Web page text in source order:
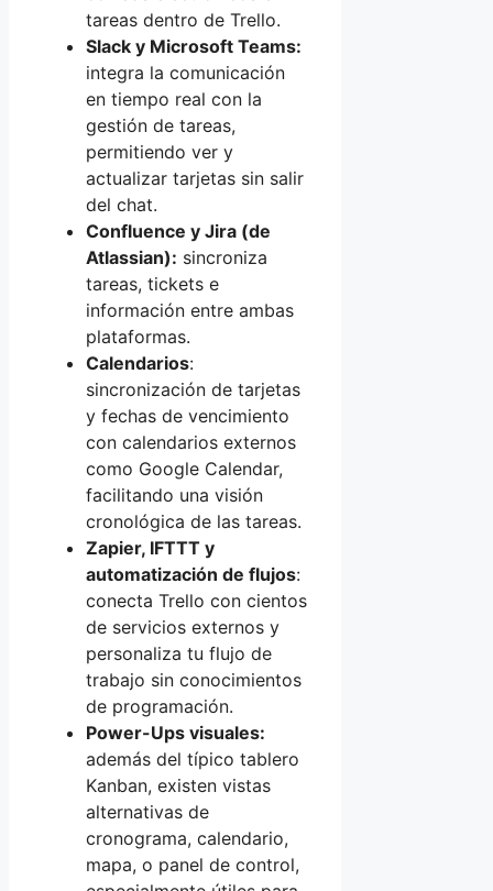
tareas dentro de Trello.
Slack y Microsoft Teams:
integra la comunicación
en tiempo real con la
gestión de tareas,
permitiendo ver y
actualizar tarjetas sin salir
del chat.
Confluence y Jira (de
Atlassian): sincroniza
tareas, tickets e
información entre ambas
plataformas.
Calendarios:
sincronización de tarjetas
y fechas de vencimiento
con calendarios externos
como Google Calendar,
facilitando una visión
cronológica de las tareas.
Zapier, IFTTT y
automatización de flujos:
conecta Trello con cientos
de servicios externos y
personaliza tu flujo de
trabajo sin conocimientos
de programación.
Power-Ups visuales:
además del típico tablero
Kanban, existen vistas
alternativas de
cronograma, calendario,
mapa, o panel de control,